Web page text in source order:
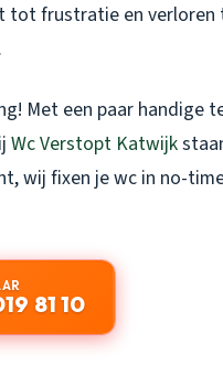
tot frustratie en verloren
Met een paar handige
Wc Verstopt Katwijk
wij fixen je wc in no-
81 10